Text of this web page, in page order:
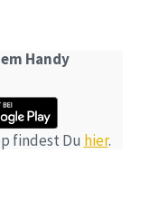
Handy
findest Du hier.